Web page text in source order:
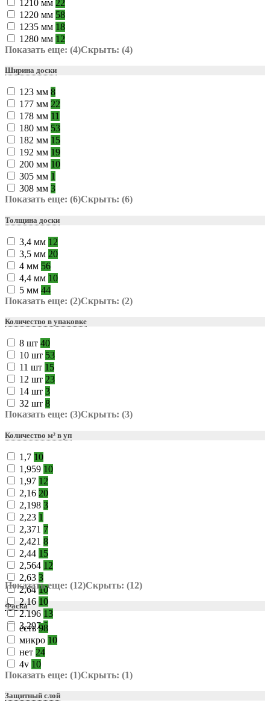
1210 мм 22
1220 мм 58
1235 мм 18
1280 мм 12
Показать еще: (4)Скрыть: (4)
Ширина доски
123 мм 8
177 мм 22
178 мм 11
180 мм 53
182 мм 15
192 мм 19
200 мм 10
305 мм 1
308 мм 3
Показать еще: (6)Скрыть: (6)
Толщина доски
3,4 мм 12
3,5 мм 20
4 мм 56
4,4 мм 10
5 мм 44
Показать еще: (2)Скрыть: (2)
Количество в упаковке
8 шт 40
10 шт 53
11 шт 15
12 шт 23
14 шт 3
32 шт 8
Показать еще: (3)Скрыть: (3)
Количество м² в уп
1,7 10
1,959 10
1,97 12
2,16 20
2,198 3
2,23 1
2,371 7
2,421 8
2,44 15
2,564 12
2,63 3
2,6410
2.16 10
2.196 13
3,2978
Показать еще: (12)Скрыть: (12)
Фаска
есть98
микро 10
нет 24
4v 10
Показать еще: (1)Скрыть: (1)
Защитный слой